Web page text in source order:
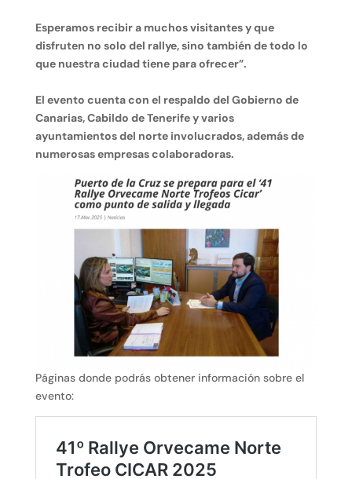
Esperamos recibir a muchos visitantes y que
disfruten no solo del rallye, sino también de todo lo
que nuestra ciudad tiene para ofrecer”.
El evento cuenta con el respaldo del Gobierno de
Canarias, Cabildo de Tenerife y varios
ayuntamientos del norte involucrados, además de
numerosas empresas colaboradoras.
Páginas donde podrás obtener información sobre el
evento: